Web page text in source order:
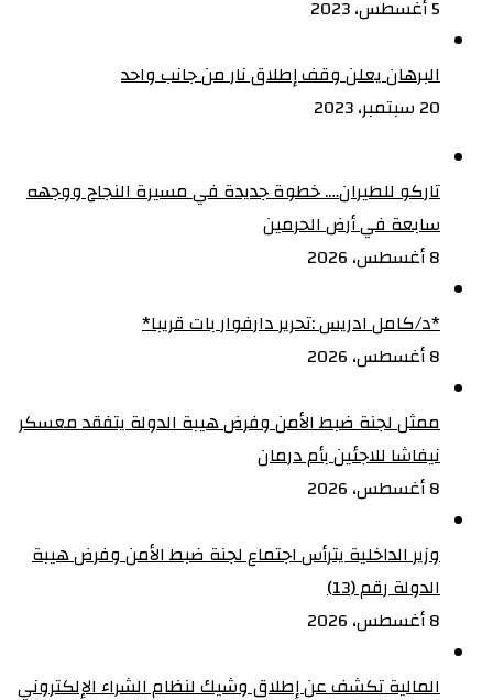
5 أغسطس، 2023
البرهان يعلن وقف إطلاق نار من جانب واحد
20 سبتمبر، 2023
تاركو للطيران…. خطوة جديدة في مسيرة النجاح ووجهه
سابعة في أرض الحرمين
8 أغسطس، 2026
‏*د/كامل ادريس :تحرير دارفوار بات قريبا*
8 أغسطس، 2026
ممثل لجنة ضبط الأمن وفرض هيبة الدولة يتفقد معسكر
نيفاشا للاجئين بأم درمان
8 أغسطس، 2026
وزير الداخلية يترأس اجتماع لجنة ضبط الأمن وفرض هيبة
الدولة رقم (13)
8 أغسطس، 2026
المالية تكشف عن إطلاق وشيك لنظام الشراء الإلكتروني